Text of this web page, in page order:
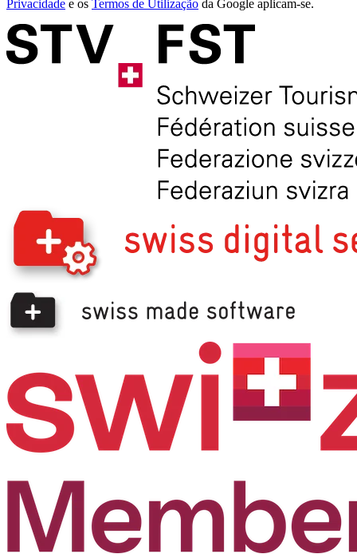
Privacidade e os Termos de Utilização da Google aplicam-se.